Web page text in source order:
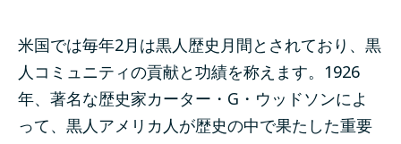
米国では毎年2月は黒人歴史月間とされており、黒
人コミュニティの貢献と功績を称えます。1926
年、著名な歴史家カーター・G・ウッドソンによ
って、黒人アメリカ人が歴史の中で果たした重要